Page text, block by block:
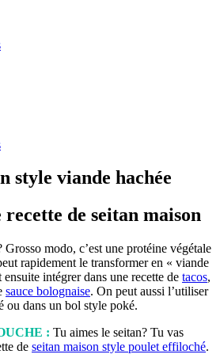
style viande hachée
de seitan maison
Grosso modo, c’est une protéine végétale
rapidement le transformer en « viande
ensuite intégrer dans une recette de tacos,
sauce bolognaise. On peut aussi l’utiliser
ou dans un bol style poké.
: Tu aimes le seitan? Tu vas
de seitan maison style poulet effiloché.